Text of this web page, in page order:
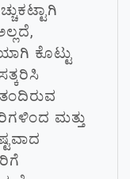
ಕೊಟ್ಟು
ಮತ್ತು